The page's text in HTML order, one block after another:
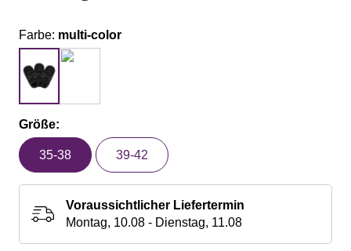
Farbe: multi-color
Größe:
35-38 39-42
Voraussichtlicher Liefertermin
Montag, 10.08 - Dienstag, 11.08